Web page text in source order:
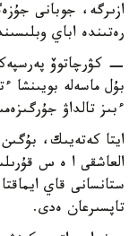
ازىرگە، جوبانى
رەتىندە اباي
− كۋرچاتوۆ
بۇل ماسەلە بويىنشا
ءبىز تالداۋ
ايتا كەتەيىك،
العاشقى ا ە س
ستانسانى قاي
تاپسىرعان ەدى.